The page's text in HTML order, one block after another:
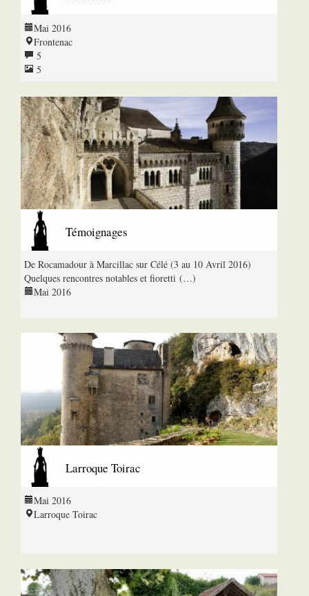
Mai 2016
Frontenac
5
5
Témoignages
De Rocamadour à Marcillac sur Célé (3 au 10 Avril 2016)
Quelques rencontres notables et fioretti (…)
Mai 2016
Larroque Toirac
Mai 2016
Larroque Toirac